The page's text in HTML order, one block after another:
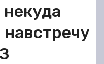
навстречу